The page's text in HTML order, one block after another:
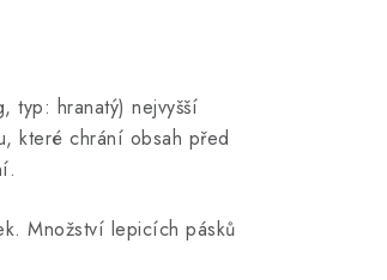
typ: hranatý) nejvyšší
které chrání obsah před
Množství lepicích pásků